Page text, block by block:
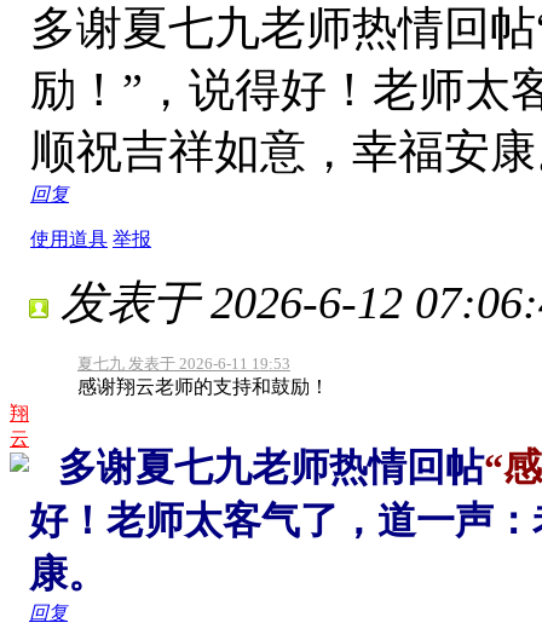
多谢夏七九老师热情回
励！”，说得好！老师太
顺祝吉祥如意，幸福安
回复
使用道具 举报
翔
云
发表于 2026-6-12
夏七九 发表于 2026-6-11 19:53
感谢翔云老师的支持和鼓励！
多谢夏七九老师热情回帖“
好！老师太客气了，道一声
康。
回复